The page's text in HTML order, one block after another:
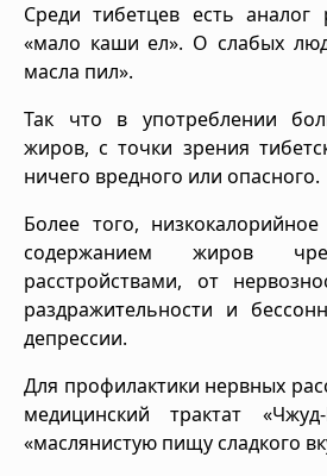
Среди тибетцев есть аналог
«мало каши ел». О слабых
масла пил».
Так что в употреблении
жиров, с точки зрения
ничего вредного или опасного.
Более того,
содержанием жиров
расстройствами, от
раздражительности и
депрессии.
Для профилактики нервных
медицинский трактат
«маслянистую пищу сладкого